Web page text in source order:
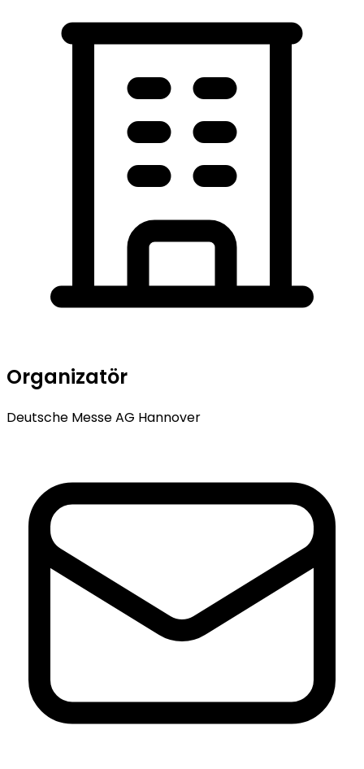
Organizatör
Deutsche Messe AG Hannover